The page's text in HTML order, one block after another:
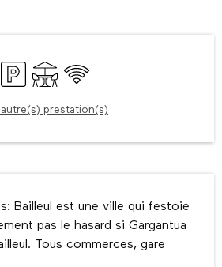
ParkingTerrasse
WiFi
autre(s) prestation(s)
Bailleul est une ville qui festoie
pas le hasard si Gargantua
Tous commerces, gare